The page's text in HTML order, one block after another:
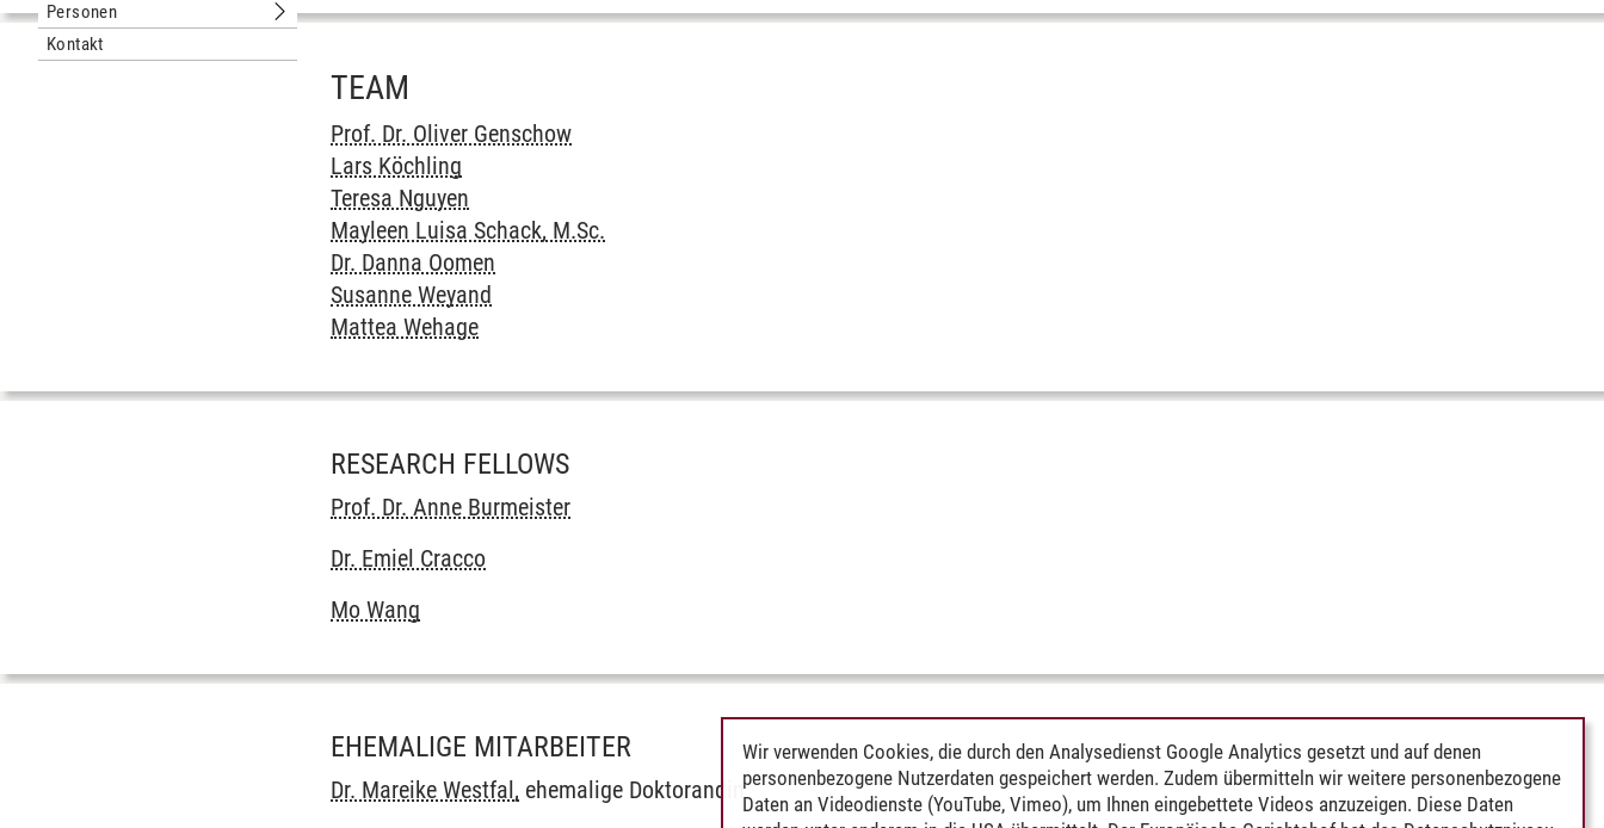
Personen
Untermenu Personen
Kontakt
TEAM
Prof. Dr. Oliver Genschow
Lars Köchling
Teresa Nguyen
Mayleen Luisa Schack, M.Sc.
Dr. Danna Oomen
Susanne Weyand
Mattea Wehage
RESEARCH FELLOWS
Prof. Dr. Anne Burmeister
Dr. Emiel Cracco
Mo Wang
EHEMALIGE MITARBEITER
Dr. Mareike Westfal, ehemalige Doktorandin
Wir verwenden Cookies, die durch den Analysedienst Google Analytics gesetzt und auf denen
personenbezogene Nutzerdaten gespeichert werden. Zudem übermitteln wir weitere personenbezogene
Daten an Videodienste (YouTube, Vimeo), um Ihnen eingebettete Videos anzuzeigen. Diese Daten